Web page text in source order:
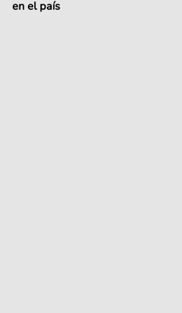
en el país